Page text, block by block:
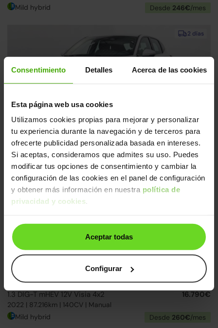
Consentimiento Detalles Acerca de las cookies
Esta página web usa cookies
Utilizamos cookies propias para mejorar y personalizar
tu experiencia durante la navegación y de terceros para
ofrecerte publicidad personalizada basada en intereses.
Si aceptas, consideramos que admites su uso. Puedes
modificar tus opciones de consentimiento y cambiar la
configuración de las cookies en el panel de configuración
y obtener más información en nuestra política de
privacidad y cookies.
Aceptar todas
Configurar
Mild hybrid Desde 246€/mes
2 días
Nissan Qashqai
1.3 DIG-T mHEV 12V N-GO 4x2
2022 | 97.185km | 140CV | Manual
21.990€
16.590€
Mild hybrid 255€ /mes
Sensor ángulo muerto
Control velocidad adaptativa
Nissan Qashqai
1.3 DIG-T mHEV 12V Visia 4x2
2022 | 87.216km | 140CV | Manual
20.990€
16.790€
Mild hybrid Desde 260€/mes